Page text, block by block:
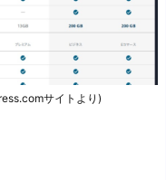
サイトより)